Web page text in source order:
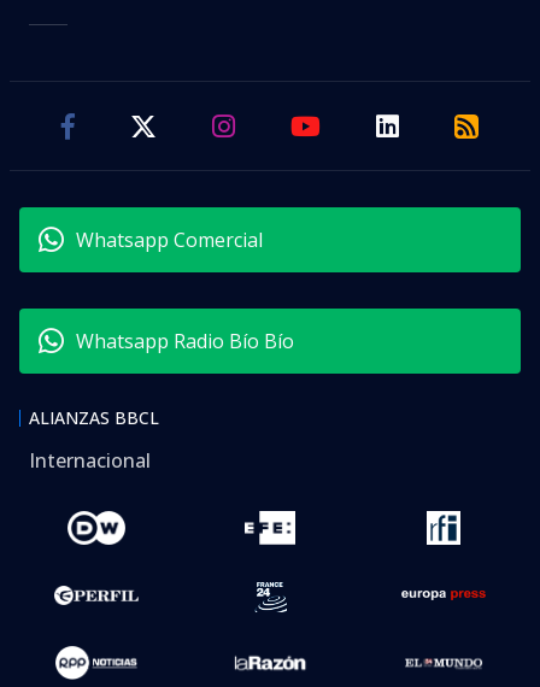
Whatsapp Comercial
Whatsapp Radio Bío Bío
ALIANZAS BBCL
Internacional